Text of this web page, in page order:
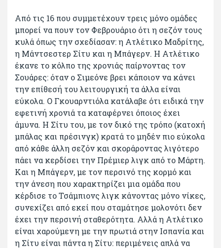
Από τις 16 που συμμετέχουν τρεις μόνο ομάδες
μπορεί να πουν τον Φεβρουάριο ότι η σεζόν τους
κυλά όπως την σχεδίασαν: η Ατλέτικο Μαδρίτης,
η Μάντσεστερ Σίτυ και η Μπάγερν. Η Ατλέτικο
έκανε το κόλπο της χρονιάς παίρνοντας τον
Σουάρες: όταν ο Σιμεόνε βρει κάποιον να κάνει
την επίθεσή του λειτουργική τα άλλα είναι
εύκολα. Ο Γκουαρντιόλα κατάλαβε ότι ειδικά την
εφετινή χρονιά τα καταφέρνει όποιος έχει
άμυνα. Η Σίτυ του, με τον δικό της τρόπο (κατοχή
μπάλας και πρέσινγκ) κρατά το μηδέν πιο εύκολα
από κάθε άλλη σεζόν και σκοράροντας λιγότερο
πάει να κερδίσει την Πρέμιερ λιγκ από το Μάρτη.
Και η Μπάγερν, με τον περσινό της κορμό και
την άνεση που χαρακτηρίζει μια ομάδα που
κέρδισε το Τσάμπιονς λιγκ κάνοντας μόνο νίκες,
συνεχίζει από εκεί που σταμάτησε μολονότι δεν
έχει την περσινή σταθερότητα. Αλλά η Ατλέτικο
είναι χαρούμενη με την πρωτιά στην Ισπανία και
η Σίτυ είναι πάντα η Σίτυ: περιμένεις απλά να